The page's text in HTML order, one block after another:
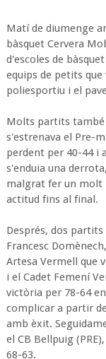
Matí de diumenge
bàsquet Cervera
d'escoles de
equips de petits
poliesportiu i el
Molts partits també
s'estrenava el Pre-
perdent per 40-44 i
s'enduia una
malgrat fer un
actitud fins al final.
Després, dos
Francesc
Artesa Vermell que
i el Cadet Femení
victòria per 78-64
complicar a partir
amb èxit.
el CB Bellpuig
68-63.